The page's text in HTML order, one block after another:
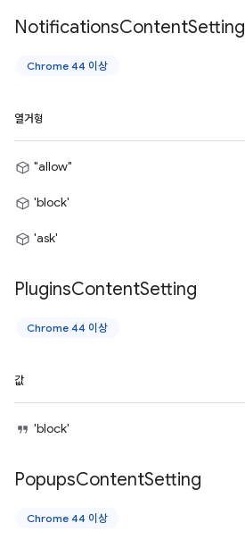
NotificationsContentSetting
Chrome 44 이상
열거형
"allow"
'block'
'ask'
PluginsContentSetting
Chrome 44 이상
값
'block'
PopupsContentSetting
Chrome 44 이상